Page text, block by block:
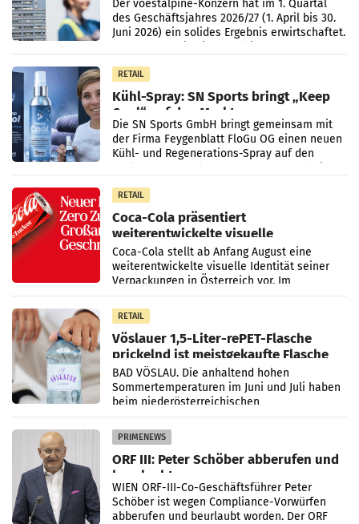
Der voestalpine-Konzern hat im 1. Quartal
des Geschäftsjahres 2026/27 (1. April bis 30.
Juni 2026) ein solides Ergebnis erwirtschaftet.
RETAIL
Kühl-Spray: SN Sports bringt „Keep
Cool“ auf den Markt
Die SN Sports GmbH bringt gemeinsam mit
der Firma Feygenblatt FloGu OG einen neuen
Kühl- und Regenerations-Spray auf den
RETAIL
Coca-Cola präsentiert
weiterentwickelte visuelle
Markenidentität
Coca-Cola stellt ab Anfang August eine
weiterentwickelte visuelle Identität seiner
Verpackungen in Österreich vor. Im
Mittelpunkt des Redesigns stehen zentrale
Gestaltungselemente
RETAIL
Vöslauer 1,5-Liter-rePET-Flasche
prickelnd ist meistgekaufte Flasche
Österreichs
BAD VÖSLAU. Die anhaltend hohen
Sommertemperaturen im Juni und Juli haben
beim niederösterreichischen
Getränkehersteller Vöslauer zu deutlichen
Absatzzuwächsen geführt. Während
PRIMENEWS
ORF III: Peter Schöber abberufen und
beurlaubt
WIEN ORF-III-Co-Geschäftsführer Peter
Schöber ist wegen Compliance-Vorwürfen
abberufen und beurlaubt worden. Der ORF